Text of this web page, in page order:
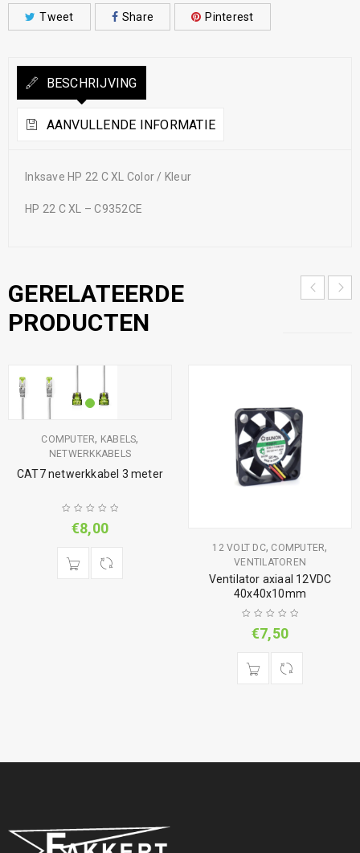
Tweet Share Pinterest
BESCHRIJVING
AANVULLENDE INFORMATIE
Inksave HP 22 C XL Color / Kleur
HP 22 C XL – C9352CE
GERELATEERDE
PRODUCTEN
COMPUTER, KABELS,
NETWERKKABELS
CAT7 netwerkkabel 3 meter
€8,00
12 VOLT DC, COMPUTER,
VENTILATOREN
Ventilator axiaal 12VDC
40x40x10mm
€7,50